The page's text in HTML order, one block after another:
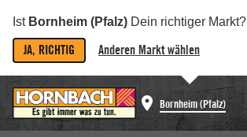
Ist Bornheim (Pfalz) Dein richtiger Markt?
JA, RICHTIG Anderen Markt wählen
Bornheim (Pfalz)